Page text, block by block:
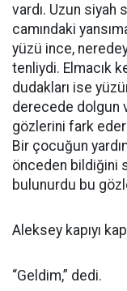
vardı. Uzun siyah
camındaki
yüzü ince,
tenliydi. Elmacık
dudakları ise
derecede dolgun
gözlerini fark
Bir çocuğun
önceden bildiğini
bulunurdu bu
Aleksey kapıyı
“Geldim,” dedi.